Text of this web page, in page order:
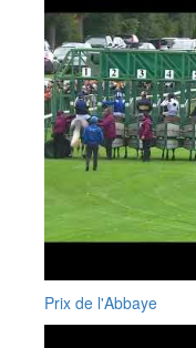
Prix de l'Abbaye